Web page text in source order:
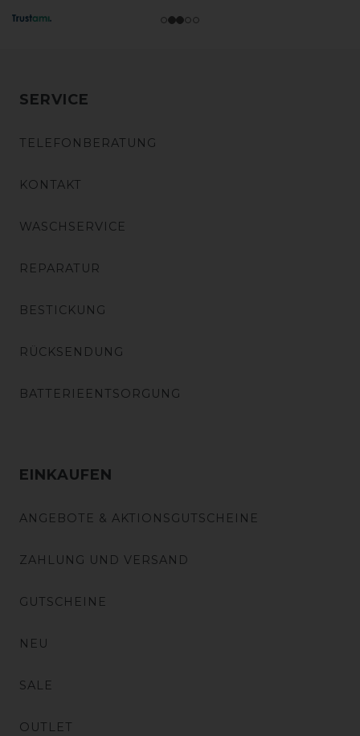
SERVICE
TELEFONBERATUNG
KONTAKT
WASCHSERVICE
REPARATUR
BESTICKUNG
RÜCKSENDUNG
BATTERIEENTSORGUNG
EINKAUFEN
ANGEBOTE & AKTIONSGUTSCHEINE
ZAHLUNG UND VERSAND
GUTSCHEINE
NEU
SALE
OUTLET